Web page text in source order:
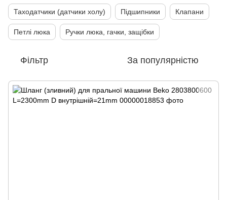
Таходатчики (датчики холу) Підшипники Клапани
Петлі люка Ручки люка, гачки, защібки
Фільтр За популярністю